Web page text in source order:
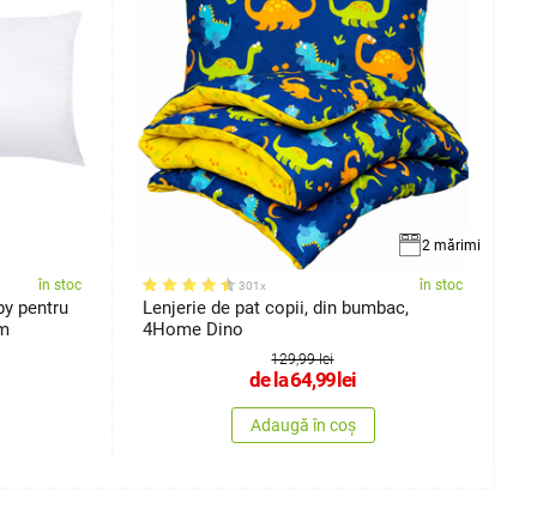
în stoc
pentru
2 mărimi
301x în stoc
Lenjerie de pat copii, din bumbac,
4Home Dino
129,99 lei
de la64,99lei
Adaugă în coș